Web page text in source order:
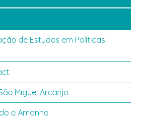
de Estudos em Políticas
Miguel Arcanjo
o Amanha